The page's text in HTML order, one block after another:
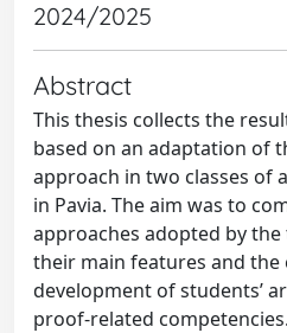
2024/2025
Abstract
This thesis collects the
based on an adaptation of
approach in two classes of
in Pavia. The aim was to
approaches adopted by the
their main features and the
development of students’
proof-related